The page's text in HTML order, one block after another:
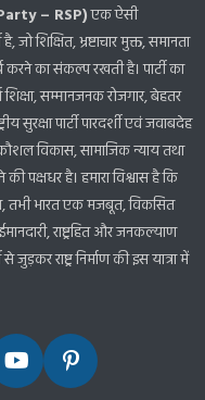
– RSP)एक ऐसी
जो शिक्षित, भ्रष्टाचार मुक्त, समानता
करने का संकल्प रखती है। पार्टी का
सम्मानजनक रोजगार, बेहतर
सुरक्षा पार्टी पारदर्शी एवं जवाबदेह
कौशल विकास, सामाजिक न्याय तथा
पक्षधर है। हमारा विश्वास है कि
तभी भारत एक मजबूत, विकसित
राष्ट्रहित और जनकल्याण
जुड़कर राष्ट्र निर्माण की इस यात्रा में